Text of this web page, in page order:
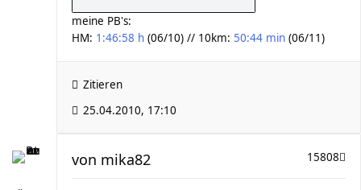
meine PB's:
HM: 1:46:58 h (06/10) // 10km: 50:44 min (06/11)
Zitieren
25.04.2010, 17:10
15808
von mika82